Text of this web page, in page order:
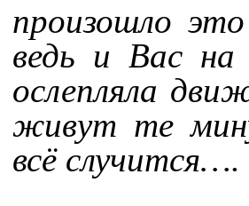
произошло
ведь и Вас на
ослепляла
живут те
всё случится….